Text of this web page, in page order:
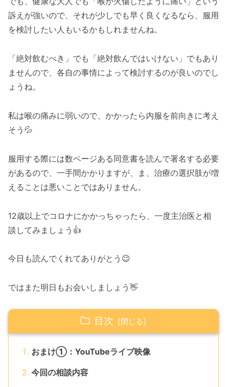
訴えが強いので、それが少しでも早く良くなるなら、服用
を検討したい人もいるかもしれませんね。
「絶対飲むべき」でも「絶対飲んではいけない」でもあり
ませんので、各自の事情によって検討するのが良いのでし
ょうね。
私は喉の痛みに弱いので、かかったら内服を前向きに考え
そう💦
服用する際には数ページある同意書を読んで署名する必要
があるので、一手間かかりますが、ま、治療の選択肢が増
えることは悪いことではありません。
12歳以上でコロナにかかっちゃったら、一度主治医と相
談してみましょう👍
今日も読んでくれてありがとう😉
ではまた明日もお会いしましょう👋
目次
おまけ①：YouTubeライブ映像
今回の相談内容